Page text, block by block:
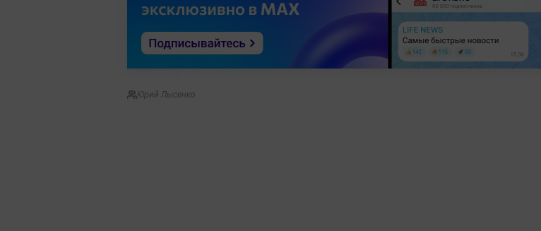
Юрий Лысенко